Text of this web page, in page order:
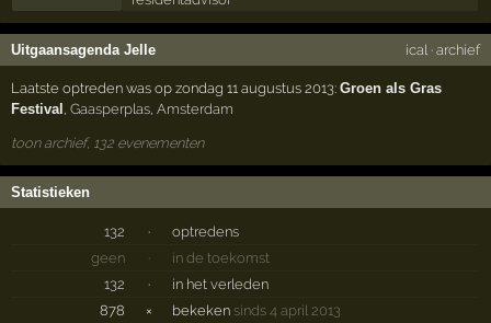
Uitgaansagenda Jelle ical· archief
Laatste optreden was op zondag 11 augustus 2013:Groen als Gras
Festival ,Gaasperplas ,Amsterdam
toon archief, 132 evenementen
Statistieken
132 ·
optredens
geen
·
in de toekomst
132
·
in het verleden
878
× bekeken sinds 4 april 2013